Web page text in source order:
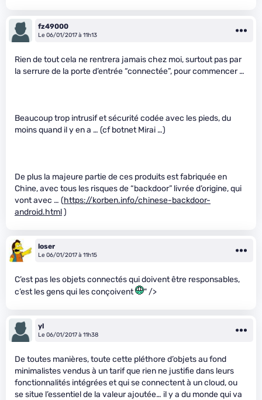
fz49000
Le 06/01/2017 à 11h13
Rien de tout cela ne rentrera jamais chez moi, surtout pas par
la serrure de la porte d’entrée “connectée”, pour commencer …
Beaucoup trop intrusif et sécurité codée avec les pieds, du
moins quand il y en a … (cf botnet Mirai …)
De plus la majeure partie de ces produits est fabriquée en
Chine, avec tous les risques de “backdoor” livrée d’origine, qui
vont avec … (https://korben.info/chinese-backdoor-
android.html)
loser
Le 06/01/2017 à 11h15
C’est pas les objets connectés qui doivent être responsables,
c’est les gens qui les conçoivent
" />
yl
Le 06/01/2017 à 11h38
De toutes manières, toute cette pléthore d’objets au fond
minimalistes vendus à un tarif que rien ne justifie dans leurs
fonctionnalités intégrées et qui se connectent à un cloud, ou
se situe l’essentiel de la valeur ajoutée… il y a du monde qui va